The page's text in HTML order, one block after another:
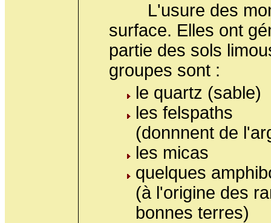
L'usure des
surface. Elles ont
partie des sols
groupes sont :
le quartz (sable)
les felspaths
(donnnent de
les micas
quelques
(à l'origine des
bonnes terres)